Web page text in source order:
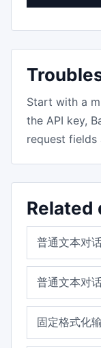
Start with a
the API key,
request fields
Related
普通文本对
普通文本对
固定格式化